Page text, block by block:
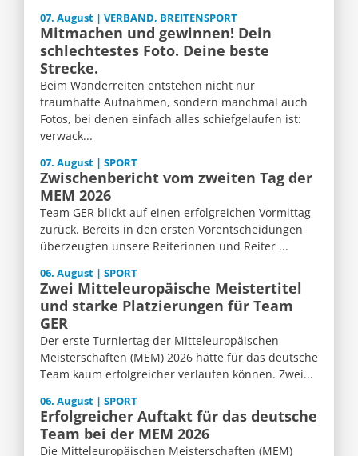
07. August | VERBAND, BREITENSPORT
Mitmachen und gewinnen! Dein
schlechtestes Foto. Deine beste
Strecke.
Beim Wanderreiten entstehen nicht nur
traumhafte Aufnahmen, sondern manchmal auch
Fotos, bei denen einfach alles schiefgelaufen ist:
verwack...
07. August | SPORT
Zwischenbericht vom zweiten Tag der
MEM 2026
Team GER blickt auf einen erfolgreichen Vormittag
zurück. Bereits in den ersten Vorentscheidungen
überzeugten unsere Reiterinnen und Reiter ...
06. August | SPORT
Zwei Mitteleuropäische Meistertitel
und starke Platzierungen für Team
GER
Der erste Turniertag der Mitteleuropäischen
Meisterschaften (MEM) 2026 hätte für das deutsche
Team kaum erfolgreicher verlaufen können. Zwei...
06. August | SPORT
Erfolgreicher Auftakt für das deutsche
Team bei der MEM 2026
Die Mitteleuropäischen Meisterschaften (MEM)